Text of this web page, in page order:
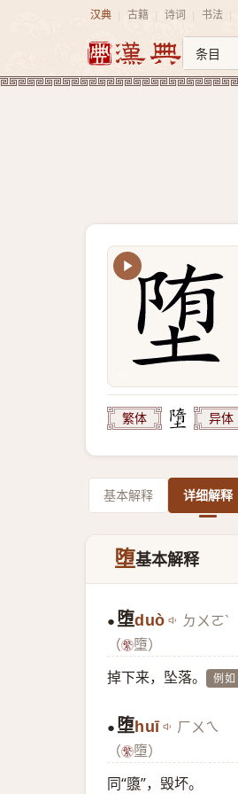
汉典 古籍 诗词 书法
繁体 异体
基本解释 详细解释
堕基本解释
● 堕duò ㄉㄨㄛˋ
（
墮）
掉下来，坠落。
例如
● 堕huī ㄏㄨㄟ
（
墮）
同“隳”，毁坏。